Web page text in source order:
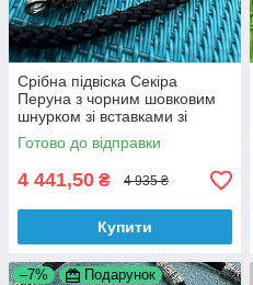
Срібна підвіска Секіра
Перуна з чорним шовковим
шнурком зі вставками зі
срібла 925 проби
Готово до відправки
4 441,50 ₴ 4 935 ₴
Купити
–7% Подарунок